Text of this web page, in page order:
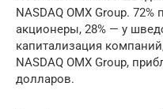
NASDAQ OMX Group.
акционеры, 28% — у
капитализация
NASDAQ OMX Group,
долларов.